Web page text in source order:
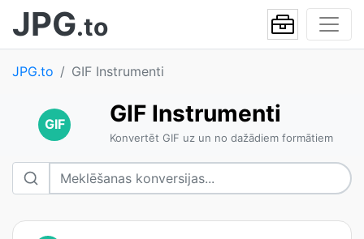
JPG.to
JPG.to GIF Instrumenti
GIF GIF Instrumenti
Konvertēt GIF uz un no dažādiem formātiem